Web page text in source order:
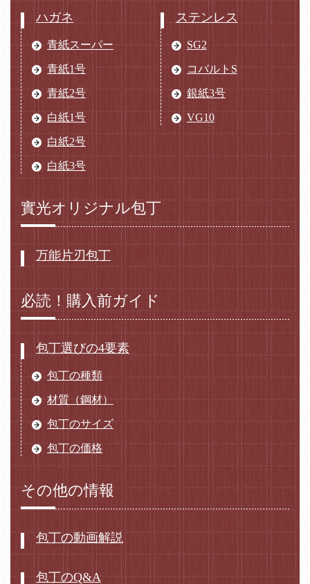
ハガネ
青紙スーパー
青紙1号
青紙2号
白紙1号
白紙2号
白紙3号
ステンレス
SG2
コバルトS
銀紙3号
VG10
實光オリジナル包丁
万能片刃包丁
必読！購入前ガイド
包丁選びの4要素
包丁の種類
材質（鋼材）
包丁のサイズ
包丁の価格
その他の情報
包丁の動画解説
包丁のQ&A